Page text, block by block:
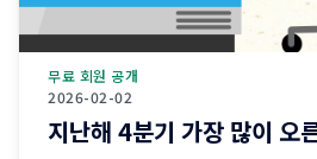
2026-02-02
무료 회원 공개
지난해 4분기 가장 많이 오